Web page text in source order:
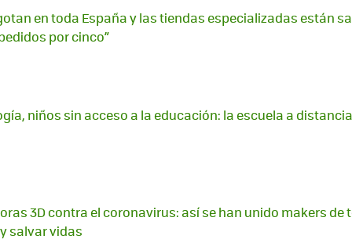
en toda España y las tiendas especializadas están
por cinco”
niños sin acceso a la educación: la escuela a
3D contra el coronavirus: así se han unido makers de
salvar vidas